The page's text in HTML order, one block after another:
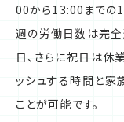
00から13:00までの1
週の労働日数は完全
日、さらに祝日は休
ッシュする時間と家
ことが可能です。